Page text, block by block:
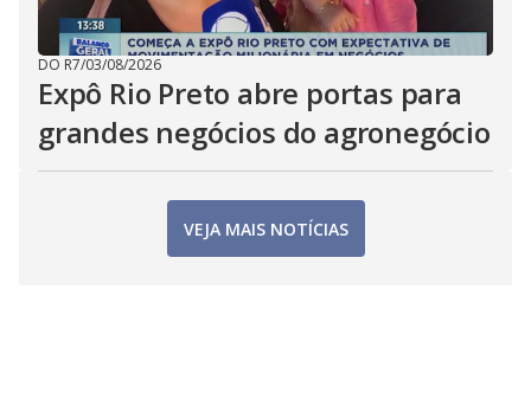
DO R7/03/08/2026
Expô Rio Preto abre portas para
grandes negócios do agronegócio
VEJA MAIS NOTÍCIAS